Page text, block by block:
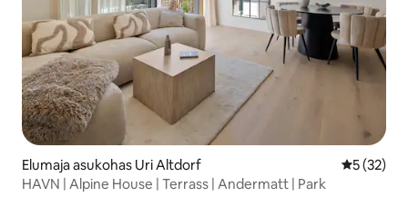
Elumaja asukohas Uri Altdorf Keskmine
5 (32)
HAVN | Alpine House | Terrass | Andermatt | Park